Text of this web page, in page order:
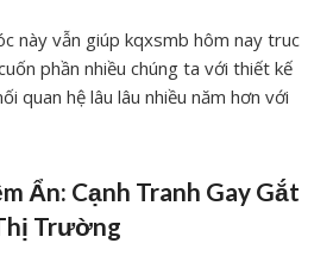
này vẫn giúp kqxsmb hôm nay truc
phần nhiều chúng ta với thiết kế
quan hệ lâu lâu nhiều năm hơn với
Ẩn: Cạnh Tranh Gay Gắt
Trường